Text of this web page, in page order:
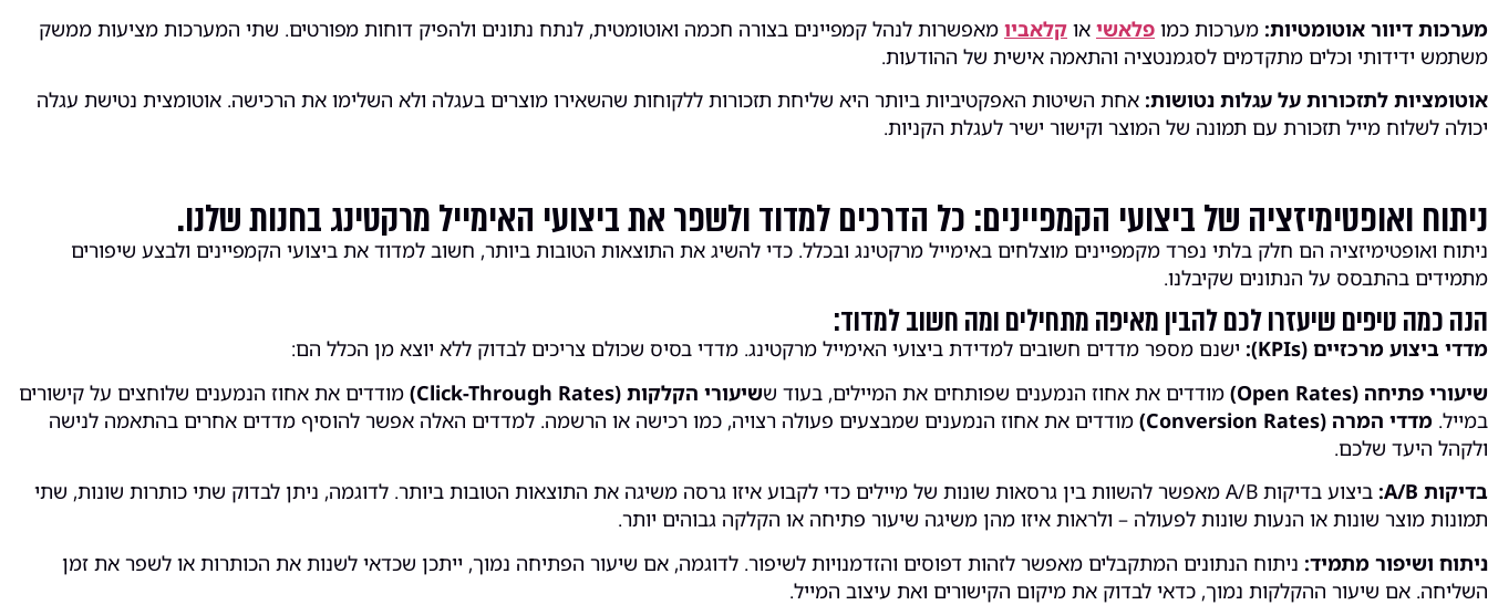
מערכות דיוור אוטומטיות: מערכות כמו פלאשי או קלאביו מאפשרות לנהל קמפיינים בצורה חכמה ואוטומטית, לנתח נתונים ולהפיק דוחות מפורטים. שתי המערכות מציעות ממשק
משתמש ידידותי וכלים מתקדמים לסגמנטציה והתאמה אישית של ההודעות.
אוטומציות לתזכורות על עגלות נטושות: אחת השיטות האפקטיביות ביותר היא שליחת תזכורות ללקוחות שהשאירו מוצרים בעגלה ולא השלימו את הרכישה. אוטומצית נטישת עגלה
יכולה לשלוח מייל תזכורת עם תמונה של המוצר וקישור ישיר לעגלת הקניות.
ניתוח ואופטימיזציה של ביצועי הקמפיינים: כל הדרכים למדוד ולשפר את ביצועי האימייל מרקטינג בחנות שלנו.
ניתוח ואופטימיזציה הם חלק בלתי נפרד מקמפיינים מוצלחים באימייל מרקטינג ובכלל. כדי להשיג את התוצאות הטובות ביותר, חשוב למדוד את ביצועי הקמפיינים ולבצע שיפורים
מתמידים בהתבסס על הנתונים שקיבלנו.
הנה כמה טיפים שיעזרו לכם להבין מאיפה מתחילים ומה חשוב למדוד:
מדדי ביצוע מרכזיים (KPIs):
ישנם מספר מדדים חשובים למדידת ביצועי האימייל מרקטינג. מדדי בסיס שכולם צריכים לבדוק ללא יוצא מן הכלל הם:
שיעורי פתיחה (Open Rates)
מודדים את אחוז הנמענים שפותחים את המיילים, בעוד ששיעורי הקלקות (Click-Through Rates)
מודדים את אחוז הנמענים שלוחצים על קישורים
במייל. מדדי המרה (Conversion Rates)
מודדים את אחוז הנמענים שמבצעים פעולה רצויה, כמו רכישה או הרשמה. למדדים האלה אפשר להוסיף מדדים אחרים בהתאמה לנישה
ולקהל היעד שלכם.
בדיקות A/B:
ביצוע בדיקות A/B מאפשר להשוות בין גרסאות שונות של מיילים כדי לקבוע איזו גרסה משיגה את התוצאות הטובות ביותר. לדוגמה, ניתן לבדוק שתי כותרות שונות, שתי
תמונות מוצר שונות או הנעות שונות לפעולה – ולראות איזו מהן משיגה שיעור פתיחה או הקלקה גבוהים יותר.
ניתוח ושיפור מתמיד: ניתוח הנתונים המתקבלים מאפשר לזהות דפוסים והזדמנויות לשיפור. לדוגמה, אם שיעור הפתיחה נמוך, ייתכן שכדאי לשנות את הכותרות או לשפר את זמן
השליחה. אם שיעור ההקלקות נמוך, כדאי לבדוק את מיקום הקישורים ואת עיצוב המייל.